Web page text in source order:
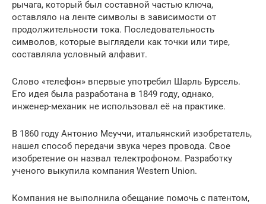
рычага, который был составной частью ключа,
оставляло на ленте символы в зависимости от
продолжительности тока. Последовательность
символов, которые выглядели как точки или тире,
составляла условный алфавит.
Слово «телефон» впервые употребил Шарль Бурсель.
Его идея была разработана в 1849 году, однако,
инженер-механик не использовал её на практике.
В 1860 году Антонио Меуччи, итальянский изобретатель,
нашел способ передачи звука через провода. Свое
изобретение он назвал телектрофоном. Разработку
ученого выкупила компания Western Union.
Компания не выполнила обещание помочь с патентом,